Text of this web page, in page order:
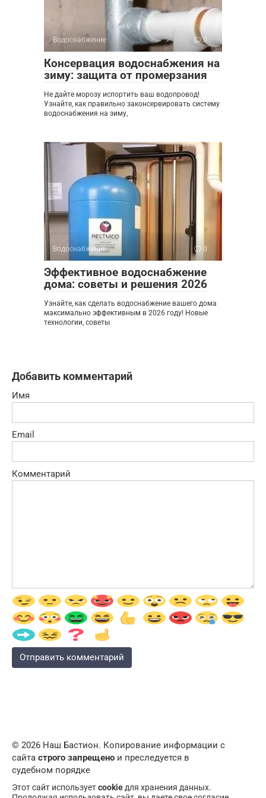
Водоснабжение 0
Консервация водоснабжения на
зиму: защита от промерзания
Не дайте морозу испортить ваш водопровод!
Узнайте, как правильно законсервировать систему
водоснабжения на зиму,
Водоснабжение 0
Эффективное водоснабжение
дома: советы и решения 2026
Узнайте, как сделать водоснабжение вашего дома
максимально эффективным в 2026 году! Новые
технологии, советы
Добавить комментарий
Имя
Email
Комментарий
© 2026 Наш Бастион. Копирование информации с
сайта строго запрещено и преследуется в
судебном порядке
Этот сайт используетcookie для хранения данных.